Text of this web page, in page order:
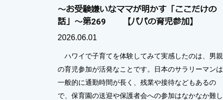
～お受験嫌いなママが明かす「ここだけの
話」～第269 【パパの育児参加】
2026.06.01
ハワイで子育てを体験してみて実感したのは、男親
の育児参加が活発なことです。日本のサラリーマンは
一般的に通勤時間が長く、残業や接待などもあるの
で、保育園の送迎や保護者会への参加はなかなか難し